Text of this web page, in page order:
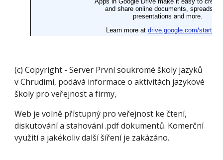
(c) Copyright - Server První soukromé školy jazyků
v Chrudimi, podává informace o aktivitách jazykové
školy pro veřejnost a firmy,
Web je volně přístupný pro veřejnost ke čtení,
diskutování a stahování .pdf dokumentů. Komerční
využití a jakékoliv další šíření je zakázáno.